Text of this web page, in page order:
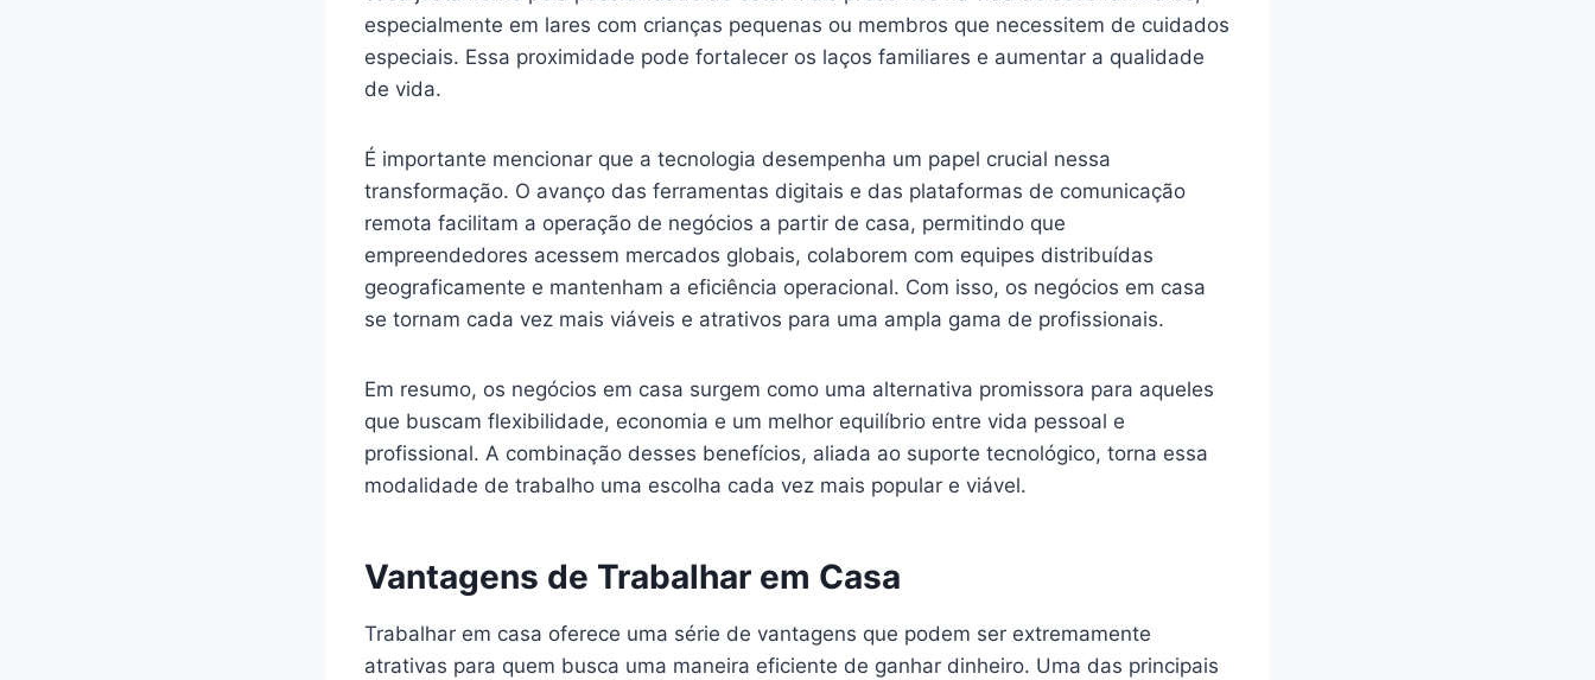
especialmente em lares com crianças pequenas ou membros que necessitem de cuidados
especiais. Essa proximidade pode fortalecer os laços familiares e aumentar a qualidade
de vida.
É importante mencionar que a tecnologia desempenha um papel crucial nessa
transformação. O avanço das ferramentas digitais e das plataformas de comunicação
remota facilitam a operação de negócios a partir de casa, permitindo que
empreendedores acessem mercados globais, colaborem com equipes distribuídas
geograficamente e mantenham a eficiência operacional. Com isso, os negócios em casa
se tornam cada vez mais viáveis e atrativos para uma ampla gama de profissionais.
Em resumo, os negócios em casa surgem como uma alternativa promissora para aqueles
que buscam flexibilidade, economia e um melhor equilíbrio entre vida pessoal e
profissional. A combinação desses benefícios, aliada ao suporte tecnológico, torna essa
modalidade de trabalho uma escolha cada vez mais popular e viável.
Vantagens de Trabalhar em Casa
Trabalhar em casa oferece uma série de vantagens que podem ser extremamente
atrativas para quem busca uma maneira eficiente de ganhar dinheiro. Uma das principais